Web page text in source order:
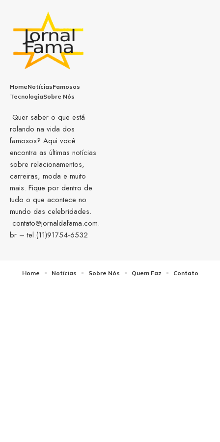
HomeNotíciasFamosos
TecnologiaSobre Nós
Quer saber o que está
rolando na vida dos
famosos? Aqui você
encontra as últimas notícias
sobre relacionamentos,
carreiras, moda e muito
mais. Fique por dentro de
tudo o que acontece no
mundo das celebridades.
contato@jornaldafama.com.
br – tel.(11)91754-6532
Home Notícias Sobre Nós Quem Faz Contato